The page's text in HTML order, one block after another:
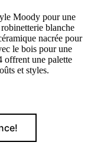
Moody pour une
blanche
nacrée pour
le bois pour une
offrent une palette
et styles.